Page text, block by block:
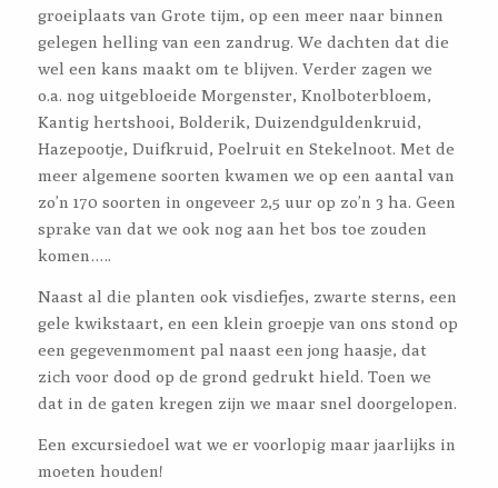
groeiplaats van Grote tijm, op een meer naar binnen
gelegen helling van een zandrug. We dachten dat die
wel een kans maakt om te blijven. Verder zagen we
o.a. nog uitgebloeide Morgenster, Knolboterbloem,
Kantig hertshooi, Bolderik, Duizendguldenkruid,
Hazepootje, Duifkruid, Poelruit en Stekelnoot. Met de
meer algemene soorten kwamen we op een aantal van
zo’n 170 soorten in ongeveer 2,5 uur op zo’n 3 ha. Geen
sprake van dat we ook nog aan het bos toe zouden
komen…..
Naast al die planten ook visdiefjes, zwarte sterns, een
gele kwikstaart, en een klein groepje van ons stond op
een gegevenmoment pal naast een jong haasje, dat
zich voor dood op de grond gedrukt hield. Toen we
dat in de gaten kregen zijn we maar snel doorgelopen.
Een excursiedoel wat we er voorlopig maar jaarlijks in
moeten houden!